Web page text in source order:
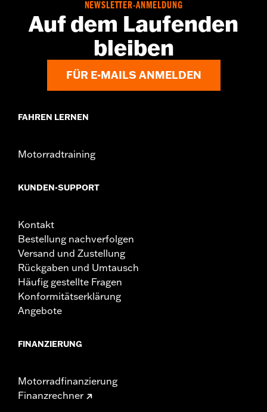
NEWSLETTER-ANMELDUNG
Auf dem Laufenden
bleiben
FÜR E-MAILS ANMELDEN
FAHREN LERNEN
Motorradtraining
KUNDEN-SUPPORT
Kontakt
Bestellung nachverfolgen
Versand und Zustellung
Rückgaben und Umtausch
Häufig gestellte Fragen
Konformitätserklärung
Angebote
FINANZIERUNG
Motorradfinanzierung
Finanzrechner